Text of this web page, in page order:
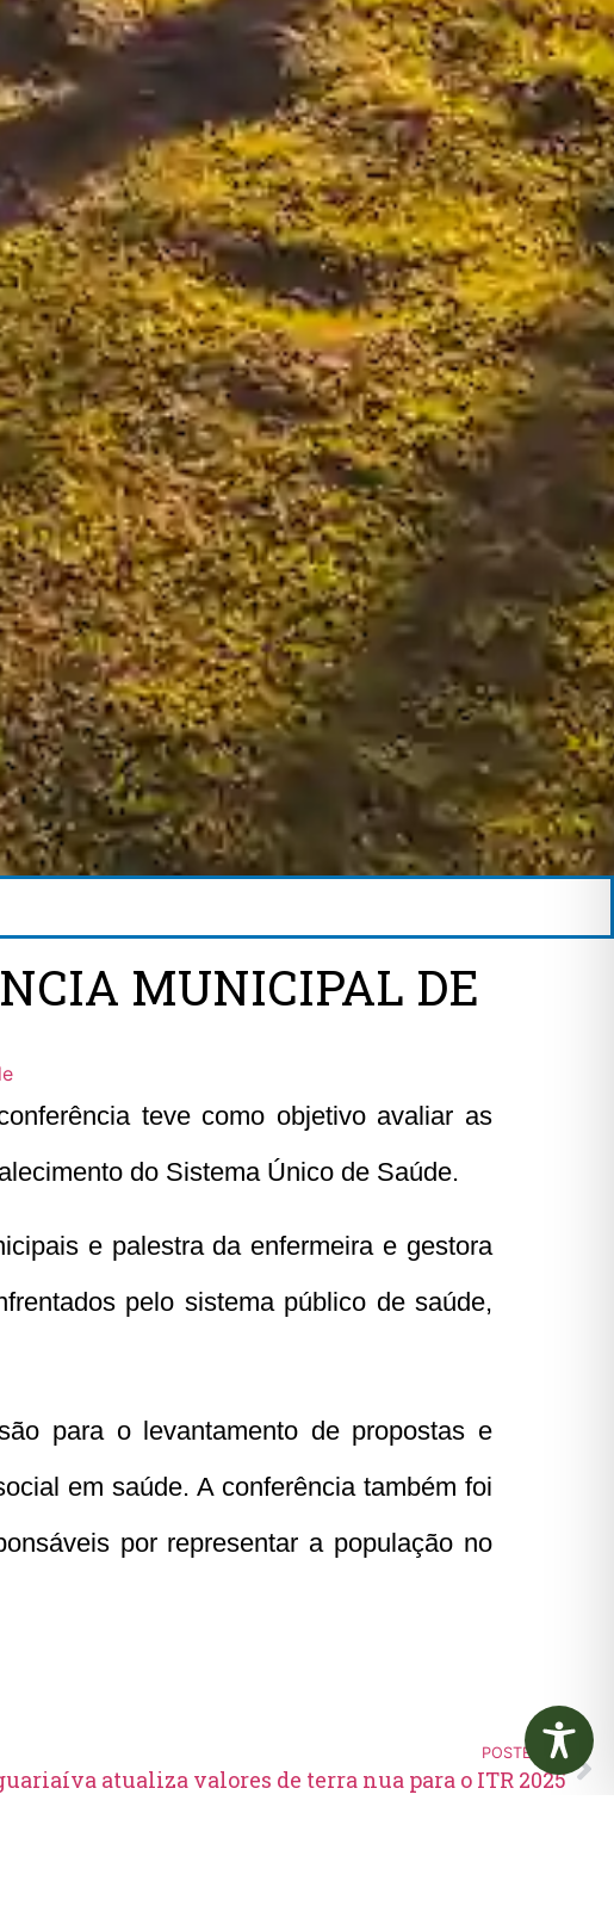
MUNICIPAL DE
teve como objetivo avaliar as
do Sistema Único de Saúde.
e palestra da enfermeira e gestora
pelo sistema público de saúde,
para o levantamento de propostas e
em saúde. A conferência também foi
por representar a população no
POSTERIOR
atualiza valores de terra nua para o ITR 2025